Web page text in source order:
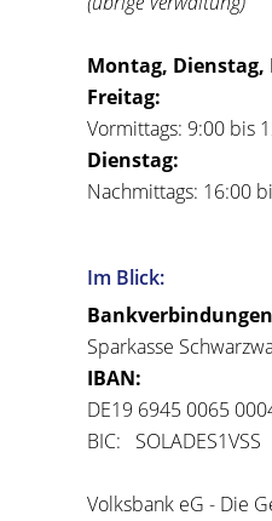
Montag, Dienstag,
Freitag:
Vormittags: 9:00 bis
Dienstag:
Nachmittags: 16:00
Im Blick:
Sparkasse
IBAN:
DE19 6945 0065
BIC: SOLADES1VSS
Volksbank eG - Die